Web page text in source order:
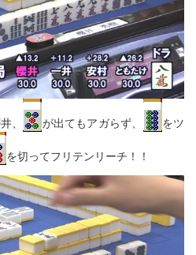
、 が出てもアガらず、 をツ
を切ってフリテンリーチ！！